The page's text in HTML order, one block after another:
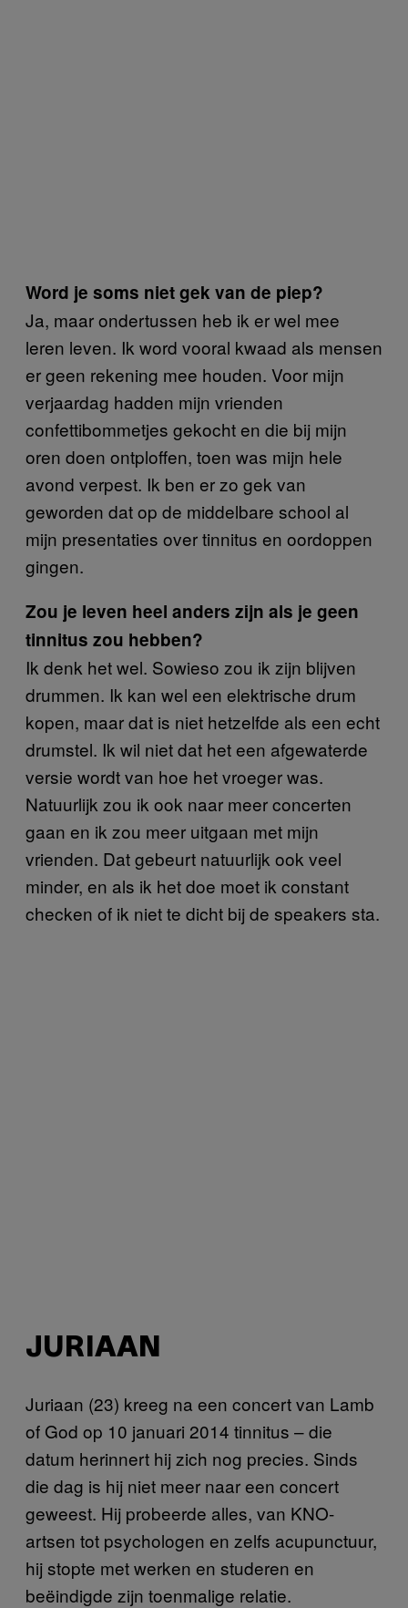
Word je soms niet gek van de piep?
Ja, maar ondertussen heb ik er wel mee
leren leven. Ik word vooral kwaad als mensen
er geen rekening mee houden. Voor mijn
verjaardag hadden mijn vrienden
confettibommetjes gekocht en die bij mijn
oren doen ontploffen, toen was mijn hele
avond verpest. Ik ben er zo gek van
geworden dat op de middelbare school al
mijn presentaties over tinnitus en oordoppen
gingen.
Zou je leven heel anders zijn als je geen
tinnitus zou hebben?
Ik denk het wel. Sowieso zou ik zijn blijven
drummen. Ik kan wel een elektrische drum
kopen, maar dat is niet hetzelfde als een echt
drumstel. Ik wil niet dat het een afgewaterde
versie wordt van hoe het vroeger was.
Natuurlijk zou ik ook naar meer concerten
gaan en ik zou meer uitgaan met mijn
vrienden. Dat gebeurt natuurlijk ook veel
minder, en als ik het doe moet ik constant
checken of ik niet te dicht bij de speakers sta.
JURIAAN
Juriaan (23) kreeg na een concert van Lamb
of God op 10 januari 2014 tinnitus – die
datum herinnert hij zich nog precies. Sinds
die dag is hij niet meer naar een concert
geweest. Hij probeerde alles, van KNO-
artsen tot psychologen en zelfs acupunctuur,
hij stopte met werken en studeren en
beëindigde zijn toenmalige relatie.